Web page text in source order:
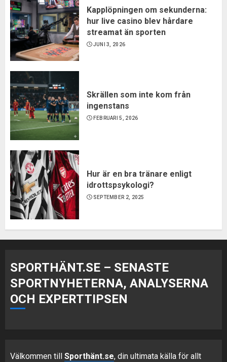
Kapplöpningen om sekunderna:
hur live casino blev hårdare
streamat än sporten
JUNI 3, 2026
Skrällen som inte kom från
ingenstans
FEBRUARI 5, 2026
Hur är en bra tränare enligt
idrottspsykologi?
SEPTEMBER 2, 2025
SPORTHÄNT.SE – SENASTE
SPORTNYHETERNA, ANALYSERNA
OCH EXPERTTIPSEN
Välkommen till Sporthänt.se, din ultimata källa för allt